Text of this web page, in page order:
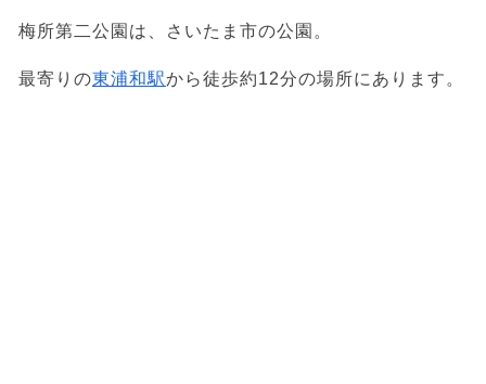
梅所第二公園は、さいたま市の公園。
最寄りの東浦和駅から徒歩約12分の場所にあります。